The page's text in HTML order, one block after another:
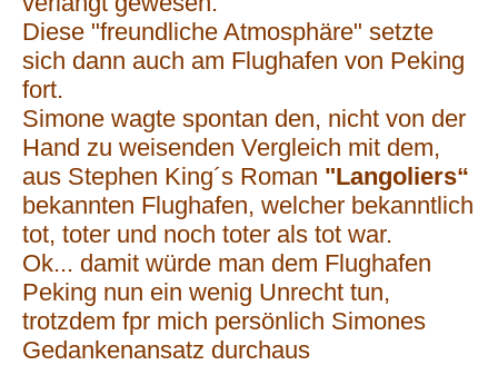
Diese "freundliche Atmosphäre" setzte
sich dann auch am Flughafen von Peking
fort.
Simone wagte spontan den, nicht von der
Hand zu weisenden Vergleich mit dem,
aus Stephen King´s Roman "Langoliers“
bekannten Flughafen, welcher bekanntlich
tot, toter und noch toter als tot war.
Ok... damit würde man dem Flughafen
Peking nun ein wenig Unrecht tun,
trotzdem fpr mich persönlich Simones
Gedankenansatz durchaus